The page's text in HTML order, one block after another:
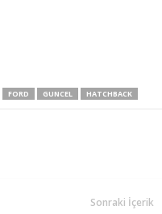
FORD GUNCEL HATCHBACK
Sonraki İçerik